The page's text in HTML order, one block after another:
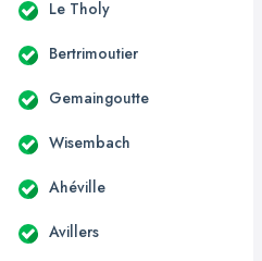
Le Tholy
Bertrimoutier
Gemaingoutte
Wisembach
Ahéville
Avillers